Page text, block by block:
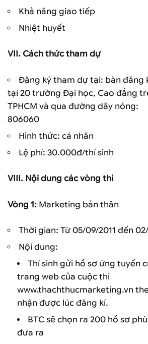
Khả năng giao tiếp
Nhiệt huyết
VII. Cách thức tham dự
Đăng ký tham dự tại: bàn đăng
tại 20 trường Đại học, Cao đẳng
TPHCM và qua đường dây
806060
Hình thức: cá nhân
Lệ phí: 30.000đ/thí sinh
VIII. Nội dung các vòng thi
Vòng 1: Marketing bản thân
Thời gian: Từ 05/09/2011 đến 02/
Nội dung:
Thí sinh gửi hồ sơ ứng tuyển
trang web của cuộc thi
www.thachthucmarketing.vn
nhận được lúc đăng kí.
BTC sẽ chọn ra 200 hồ sơ
đưa ra